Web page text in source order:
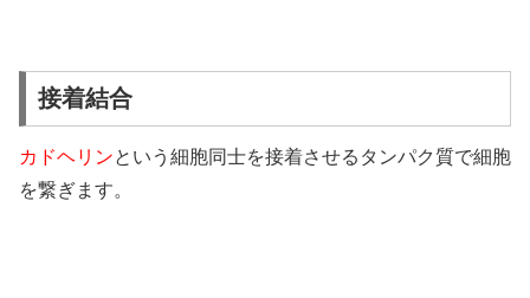
接着結合
カドヘリンという細胞同士を接着させるタンパク質で細胞
を繋ぎます。